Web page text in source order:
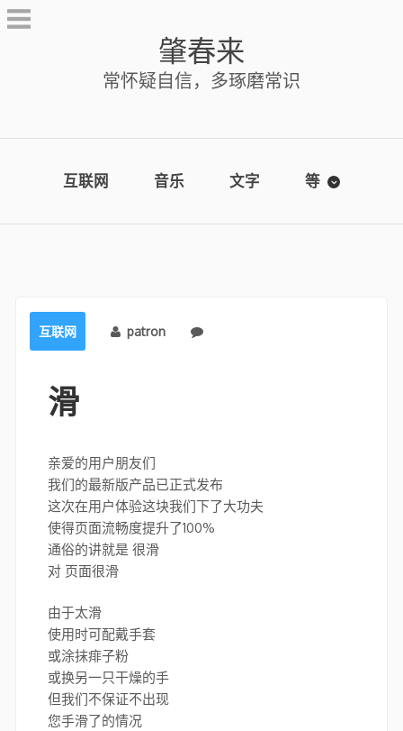
Skip
to
肇春来
常怀疑自信，多琢磨常识
互联网 音乐 文字 等
互联网 patron
滑
亲爱的用户朋友们
我们的最新版产品已正式发布
这次在用户体验这块我们下了大功夫
使得页面流畅度提升了100%
通俗的讲就是 很滑
对 页面很滑
由于太滑
使用时可配戴手套
或涂抹痱子粉
或换另一只干燥的手
但我们不保证不出现
您手滑了的情况